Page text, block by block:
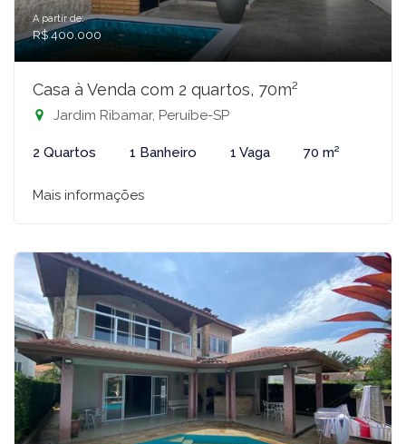
A partir de:
R$ 400.000
Casa à Venda com 2 quartos, 70m²
Jardim Ribamar, Peruíbe-SP
2 Quartos 1 Banheiro 1 Vaga 70 m²
Mais informações